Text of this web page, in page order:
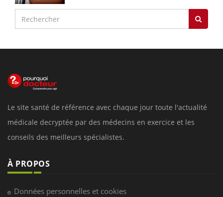
Le site santé de référence avec chaque jour toute l'actualité
médicale decryptée par des médecins en exercice et les
conseils des meilleurs spécialistes.
À PROPOS
Données personnelles et cookies